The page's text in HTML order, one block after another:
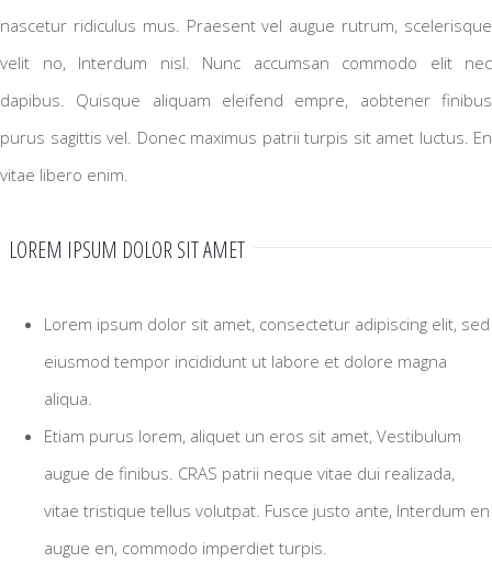
nascetur ridiculus mus. Praesent vel augue rutrum, scelerisque
velit no, Interdum nisl. Nunc accumsan commodo elit nec
dapibus. Quisque aliquam eleifend empre, aobtener finibus
purus sagittis vel. Donec maximus patrii turpis sit amet luctus. En
vitae libero enim.
LOREM IPSUM DOLOR SIT AMET
Lorem ipsum dolor sit amet, consectetur adipiscing elit, sed
eiusmod tempor incididunt ut labore et dolore magna
aliqua.
Etiam purus lorem, aliquet un eros sit amet, Vestibulum
augue de finibus. CRAS patrii neque vitae dui realizada,
vitae tristique tellus volutpat. Fusce justo ante, Interdum en
augue en, commodo imperdiet turpis.